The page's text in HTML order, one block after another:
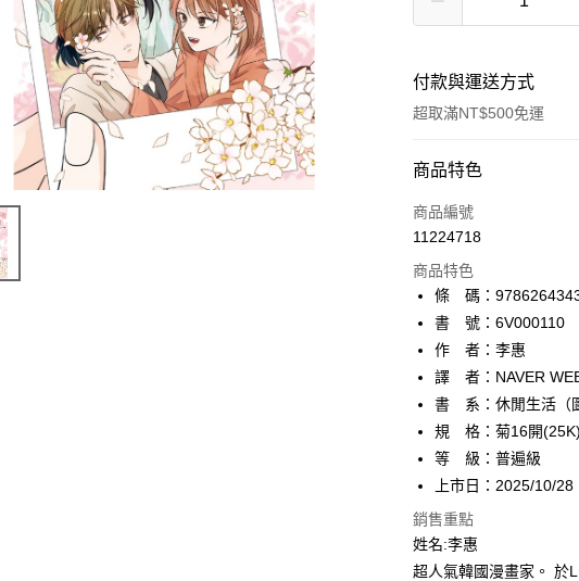
付款與運送方式
超取滿NT$500免運
付款方式
信用卡一次付款
AFTEE先享後付
相關說明
AFTEE先享後付是「在收
便利好安心！
１．簡單：不需註冊會員
２．便利：只要手機號碼
３．安心：先確認商品／服
１．於結帳方式選擇「
付」結帳頁面，進行簡訊
２．訂單成立數日內，您
３．收到繳費通知簡訊後
／ATM／網路銀行／等多
ATM付款
運送方式
全家取貨付款
每筆NT$80，滿
付款後全家取貨
每筆NT$80，滿
商品特色
商品編號
11224718
商品特色
條 碼：
書 號：6V000110
作 者：李惠
譯 者：NAVER
書 系：休閒生活（
規 格：菊16開(25K)
等 級：普遍級
上市日：2025/10/28
銷售重點
姓名:李惠
超人氣韓國漫畫家。 於